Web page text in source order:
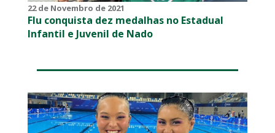
22 de Novembro de 2021
Flu conquista dez medalhas no Estadual
Infantil e Juvenil de Nado